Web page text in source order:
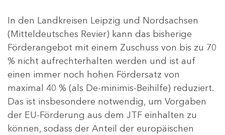
In den Landkreisen Leipzig und Nordsachsen
(Mitteldeutsches Revier) kann das bisherige
Förderangebot mit einem Zuschuss von bis zu 70
% nicht aufrechterhalten werden und ist auf
einen immer noch hohen Fördersatz von
maximal 40 % (als De-minimis-Beihilfe) reduziert.
Das ist insbesondere notwendig, um Vorgaben
der EU-Förderung aus dem JTF einhalten zu
können, sodass der Anteil der europäischen